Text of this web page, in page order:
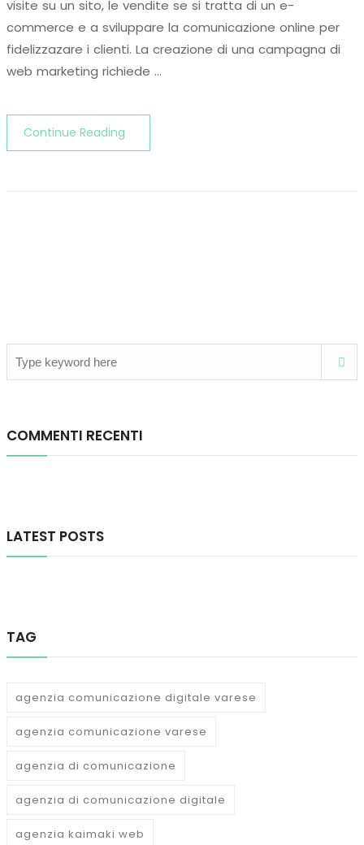
visite su un sito, le vendite se si tratta di un e-
commerce e a sviluppare la comunicazione online per
fidelizzazare i clienti. La creazione di una campagna di
web marketing richiede …
Continue Reading
COMMENTI RECENTI
LATEST POSTS
TAG
agenzia comunicazione digitale varese
agenzia comunicazione varese
agenzia di comunicazione
agenzia di comunicazione digitale
agenzia kaimaki web